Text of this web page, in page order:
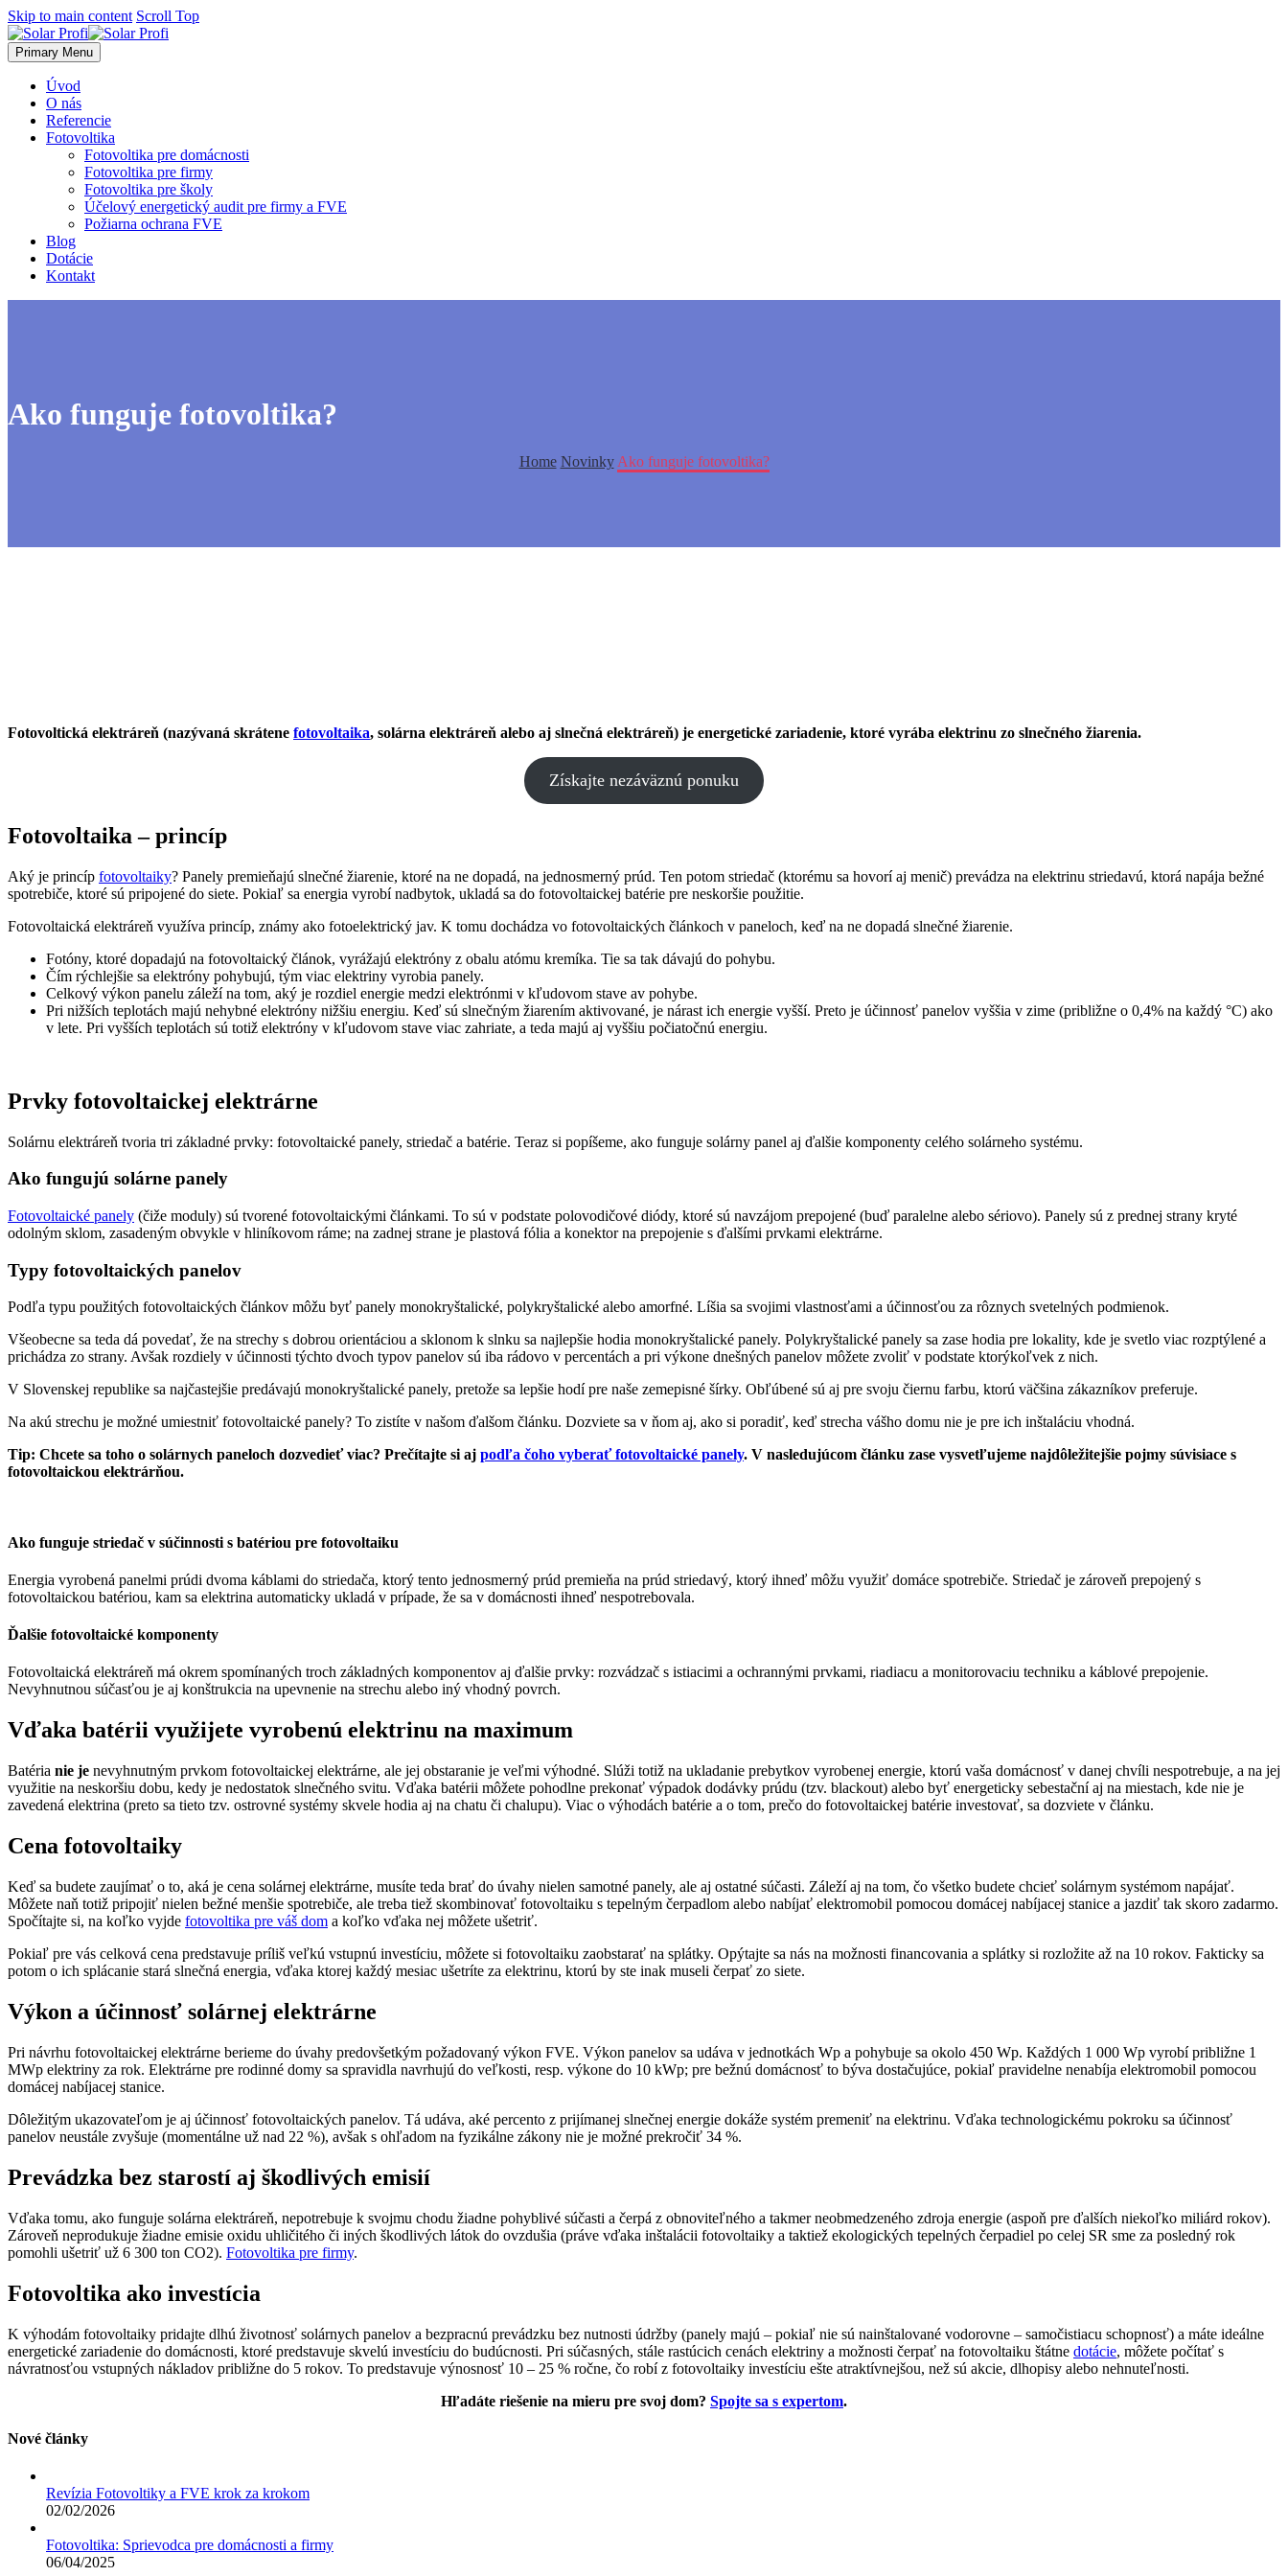
Skip to main content Scroll Top
Primary Menu
Úvod
O nás
Referencie
Fotovoltika
Fotovoltika pre domácnosti
Fotovoltika pre firmy
Fotovoltika pre školy
Účelový energetický audit pre firmy a FVE
Požiarna ochrana FVE
Blog
Dotácie
Kontakt
Ako funguje fotovoltika?
Home Novinky Ako funguje fotovoltika?
Fotovoltická elektráreň (nazývaná skrátene fotovoltaika, solárna elektráreň alebo aj slnečná elektráreň) je energetické zariadenie, ktoré vyrába elektrinu zo slnečného žiarenia.
Získajte nezáväznú ponuku
Fotovoltaika –⁠ princíp
Aký je princíp fotovoltaiky? Panely premieňajú slnečné žiarenie, ktoré na ne dopadá, na jednosmerný prúd. Ten potom striedač (ktorému sa hovorí aj menič) prevádza na elektrinu striedavú, ktorá napája bežné
spotrebiče, ktoré sú pripojené do siete. Pokiaľ sa energia vyrobí nadbytok, ukladá sa do fotovoltaickej batérie pre neskoršie použitie.
Fotovoltaická elektráreň využíva princíp, známy ako fotoelektrický jav. K tomu dochádza vo fotovoltaických článkoch v paneloch, keď na ne dopadá slnečné žiarenie.
Fotóny, ktoré dopadajú na fotovoltaický článok, vyrážajú elektróny z obalu atómu kremíka. Tie sa tak dávajú do pohybu.
Čím rýchlejšie sa elektróny pohybujú, tým viac elektriny vyrobia panely.
Celkový výkon panelu záleží na tom, aký je rozdiel energie medzi elektrónmi v kľudovom stave av pohybe.
Pri nižších teplotách majú nehybné elektróny nižšiu energiu. Keď sú slnečným žiarením aktivované, je nárast ich energie vyšší. Preto je účinnosť panelov vyššia v zime (približne o 0,4% na každý °C) ako
v lete. Pri vyšších teplotách sú totiž elektróny v kľudovom stave viac zahriate, a teda majú aj vyššiu počiatočnú energiu.
Prvky fotovoltaickej elektrárne
Solárnu elektráreň tvoria tri základné prvky: fotovoltaické panely, striedač a batérie. Teraz si popíšeme, ako funguje solárny panel aj ďalšie komponenty celého solárneho systému.
Ako fungujú solárne panely
Fotovoltaické panely (čiže moduly) sú tvorené fotovoltaickými článkami. To sú v podstate polovodičové diódy, ktoré sú navzájom prepojené (buď paralelne alebo sériovo). Panely sú z prednej strany kryté
odolným sklom, zasadeným obvykle v hliníkovom ráme; na zadnej strane je plastová fólia a konektor na prepojenie s ďalšími prvkami elektrárne.
Typy fotovoltaických panelov
Podľa typu použitých fotovoltaických článkov môžu byť panely monokryštalické, polykryštalické alebo amorfné. Líšia sa svojimi vlastnosťami a účinnosťou za rôznych svetelných podmienok.
Všeobecne sa teda dá povedať, že na strechy s dobrou orientáciou a sklonom k slnku sa najlepšie hodia monokryštalické panely. Polykryštalické panely sa zase hodia pre lokality, kde je svetlo viac rozptýlené a
prichádza zo strany. Avšak rozdiely v účinnosti týchto dvoch typov panelov sú iba rádovo v percentách a pri výkone dnešných panelov môžete zvoliť v podstate ktorýkoľvek z nich.
V Slovenskej republike sa najčastejšie predávajú monokryštalické panely, pretože sa lepšie hodí pre naše zemepisné šírky. Obľúbené sú aj pre svoju čiernu farbu, ktorú väčšina zákazníkov preferuje.
Na akú strechu je možné umiestniť fotovoltaické panely? To zistíte v našom ďalšom článku. Dozviete sa v ňom aj, ako si poradiť, keď strecha vášho domu nie je pre ich inštaláciu vhodná.
Tip: Chcete sa toho o solárnych paneloch dozvedieť viac? Prečítajte si aj podľa čoho vyberať fotovoltaické panely. V nasledujúcom článku zase vysvetľujeme najdôležitejšie pojmy súvisiace s
fotovoltaickou elektrárňou.
Ako funguje striedač v súčinnosti s batériou pre fotovoltaiku
Energia vyrobená panelmi prúdi dvoma káblami do striedača, ktorý tento jednosmerný prúd premieňa na prúd striedavý, ktorý ihneď môžu využiť domáce spotrebiče. Striedač je zároveň prepojený s
fotovoltaickou batériou, kam sa elektrina automaticky ukladá v prípade, že sa v domácnosti ihneď nespotrebovala.
Ďalšie fotovoltaické komponenty
Fotovoltaická elektráreň má okrem spomínaných troch základných komponentov aj ďalšie prvky: rozvádzač s istiacimi a ochrannými prvkami, riadiacu a monitorovaciu techniku a káblové prepojenie.
Nevyhnutnou súčasťou je aj konštrukcia na upevnenie na strechu alebo iný vhodný povrch.
Vďaka batérii využijete vyrobenú elektrinu na maximum
Batéria nie je nevyhnutným prvkom fotovoltaickej elektrárne, ale jej obstaranie je veľmi výhodné. Slúži totiž na ukladanie prebytkov vyrobenej energie, ktorú vaša domácnosť v danej chvíli nespotrebuje, a na jej
využitie na neskoršiu dobu, kedy je nedostatok slnečného svitu. Vďaka batérii môžete pohodlne prekonať výpadok dodávky prúdu (tzv. blackout) alebo byť energeticky sebestační aj na miestach, kde nie je
zavedená elektrina (preto sa tieto tzv. ostrovné systémy skvele hodia aj na chatu či chalupu). Viac o výhodách batérie a o tom, prečo do fotovoltaickej batérie investovať, sa dozviete v článku.
Cena fotovoltaiky
Keď sa budete zaujímať o to, aká je cena solárnej elektrárne, musíte teda brať do úvahy nielen samotné panely, ale aj ostatné súčasti. Záleží aj na tom, čo všetko budete chcieť solárnym systémom napájať.
Môžete naň totiž pripojiť nielen bežné menšie spotrebiče, ale treba tiež skombinovať fotovoltaiku s tepelným čerpadlom alebo nabíjať elektromobil pomocou domácej nabíjacej stanice a jazdiť tak skoro zadarmo.
Spočítajte si, na koľko vyjde fotovoltika pre váš dom a koľko vďaka nej môžete ušetriť.
Pokiaľ pre vás celková cena predstavuje príliš veľkú vstupnú investíciu, môžete si fotovoltaiku zaobstarať na splátky. Opýtajte sa nás na možnosti financovania a splátky si rozložite až na 10 rokov. Fakticky sa
potom o ich splácanie stará slnečná energia, vďaka ktorej každý mesiac ušetríte za elektrinu, ktorú by ste inak museli čerpať zo siete.
Výkon a účinnosť solárnej elektrárne
Pri návrhu fotovoltaickej elektrárne berieme do úvahy predovšetkým požadovaný výkon FVE. Výkon panelov sa udáva v jednotkách Wp a pohybuje sa okolo 450 Wp. Každých 1 000 Wp vyrobí približne 1
MWp elektriny za rok. Elektrárne pre rodinné domy sa spravidla navrhujú do veľkosti, resp. výkone do 10 kWp; pre bežnú domácnosť to býva dostačujúce, pokiaľ pravidelne nenabíja elektromobil pomocou
domácej nabíjacej stanice.
Dôležitým ukazovateľom je aj účinnosť fotovoltaických panelov. Tá udáva, aké percento z prijímanej slnečnej energie dokáže systém premeniť na elektrinu. Vďaka technologickému pokroku sa účinnosť
panelov neustále zvyšuje (momentálne už nad 22 %), avšak s ohľadom na fyzikálne zákony nie je možné prekročiť 34 %.
Prevádzka bez starostí aj škodlivých emisií
Vďaka tomu, ako funguje solárna elektráreň, nepotrebuje k svojmu chodu žiadne pohyblivé súčasti a čerpá z obnoviteľného a takmer neobmedzeného zdroja energie (aspoň pre ďalších niekoľko miliárd rokov).
Zároveň neprodukuje žiadne emisie oxidu uhličitého či iných škodlivých látok do ovzdušia (práve vďaka inštalácii fotovoltaiky a taktiež ekologických tepelných čerpadiel po celej SR sme za posledný rok
pomohli ušetriť už 6 300 ton CO2). Fotovoltika pre firmy.
Fotovoltika ako investícia
K výhodám fotovoltaiky pridajte dlhú životnosť solárnych panelov a bezpracnú prevádzku bez nutnosti údržby (panely majú – pokiaľ nie sú nainštalované vodorovne – samočistiacu schopnosť) a máte ideálne
energetické zariadenie do domácnosti, ktoré predstavuje skvelú investíciu do budúcnosti. Pri súčasných, stále rastúcich cenách elektriny a možnosti čerpať na fotovoltaiku štátne dotácie, môžete počítať s
návratnosťou vstupných nákladov približne do 5 rokov. To predstavuje výnosnosť 10 – 25 % ročne, čo robí z fotovoltaiky investíciu ešte atraktívnejšou, než sú akcie, dlhopisy alebo nehnuteľnosti.
Hľadáte riešenie na mieru pre svoj dom? Spojte sa s expertom.
Nové články
Revízia Fotovoltiky a FVE krok za krokom
02/02/2026
Fotovoltika: Sprievodca pre domácnosti a firmy
06/04/2025